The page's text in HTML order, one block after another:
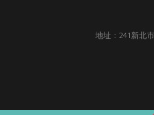
地址：241新北